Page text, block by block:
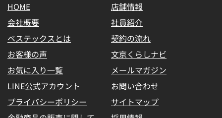
HOME
店舗情報
会社概要
社員紹介
ベステックスとは
契約の流れ
お客様の声
文京くらしナビ
お気に入り一覧
メールマガジン
LINE公式アカウント
お問い合わせ
プライバシーポリシー
サイトマップ